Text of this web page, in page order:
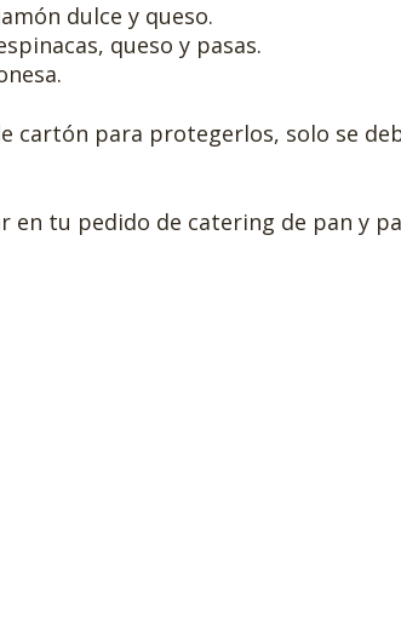
dulce y queso.
queso y pasas.
cartón para protegerlos, solo se
en tu pedido de catering de pan y